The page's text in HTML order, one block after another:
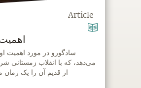
Article
اهمیت
‫سادگورو در مورد اهمیت
می‌دهد، که با انقلاب زمستانی
از قدیم آن را یک زمان